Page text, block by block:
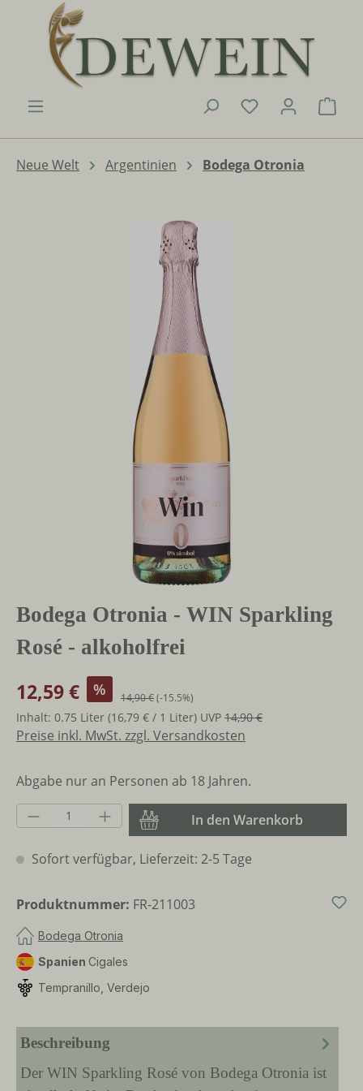
Zum Hauptinhalt springen
Du hast 0
Neue Welt Argentinien Bodega Otronia
Bodega Otronia - WIN Sparkling
Rosé - alkoholfrei
12,59 € % 14,90 €(-15.5%)
Inhalt: 0.75 Liter (16,79 € / 1 Liter) UVP 14,90 €
Preise inkl. MwSt. zzgl. Versandkosten
Abgabe nur an Personen ab 18 Jahren.
Produkt Anzahl: Gib den gewünschten
In den Warenkorb
Sofort verfügbar, Lieferzeit: 2-5 Tage
Produktnummer: FR-211003
Bodega Otronia
Spanien Cigales
Tempranillo, Verdejo
Beschreibung
Der WIN Sparkling Rosé von Bodega Otronia ist